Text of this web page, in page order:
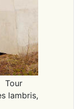
lambris,